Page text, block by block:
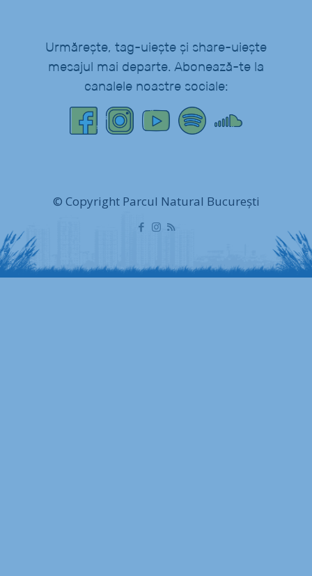
Urmărește, tag-uiește și share-uiește
mesajul mai departe. Abonează-te la
canalele noastre sociale:
© Copyright Parcul Natural București